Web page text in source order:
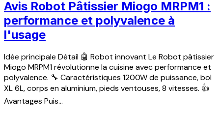
Avis Robot Pâtissier Miogo MRPM1 :
performance et polyvalence à
l'usage
Idée principale Détail 🤖 Robot innovant Le Robot pâtissier
Miogo MRPM1 révolutionne la cuisine avec performance et
polyvalence. 🔧 Caractéristiques 1200W de puissance, bol
XL 6L, corps en aluminium, pieds ventouses, 8 vitesses. 👍
Avantages Puis...